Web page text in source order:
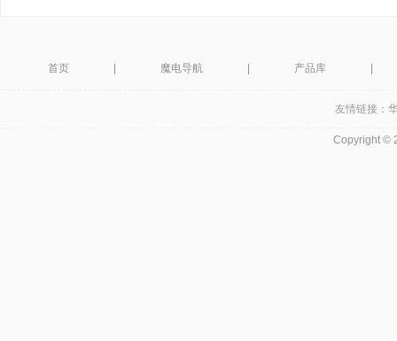
首页 魔电导航 产品库
友情链接：
Copyright ©